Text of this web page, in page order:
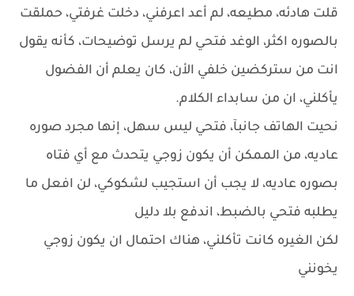
قلت هادئه، مطيعه، لم أعد اعرفني، دخلت غرفتي، حملقت
بالصوره اكثر، الوغد فتحي لم يرسل توضيحات، كأنه يقول
انت من ستركضين خلفي الأن، كان يعلم أن الفضول
يأكلني، ان من سابداء الكلام.
نحيت الهاتف جانبآ، فتحي ليس سهل، إنها مجرد صوره
عاديه، من الممكن أن يكون زوجي يتحدث مع أي فتاه
بصوره عاديه، لا يجب أن استجيب لشكوكي، لن افعل ما
يطلبه فتحي بالضبط، اندفع بلا دليل
لكن الغيره كانت تأكلني، هناك احتمال ان يكون زوجي
يخونني